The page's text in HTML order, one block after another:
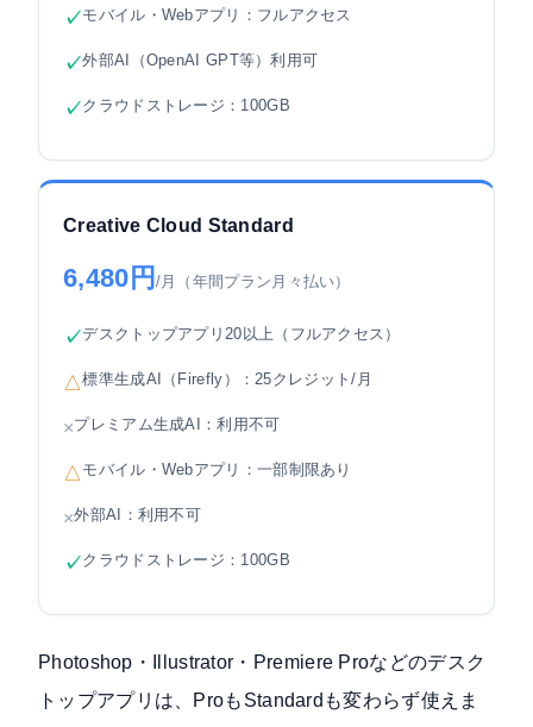
✓ モバイル・Webアプリ：フルアクセス
✓外部AI（OpenAI GPT等）利用可
✓ クラウドストレージ：100GB
Creative Cloud Standard
6,480円 /月（年間プラン月々払い）
✓デスクトップアプリ20以上（フルアクセス）
△標準生成AI（Firefly）：25クレジット/月
×プレミアム生成AI：利用不可
△ モバイル・Webアプリ：一部制限あり
×外部AI：利用不可
✓ クラウドストレージ：100GB
Photoshop・Illustrator・Premiere Proなどのデスク
トップアプリは、ProもStandardも変わらず使えま